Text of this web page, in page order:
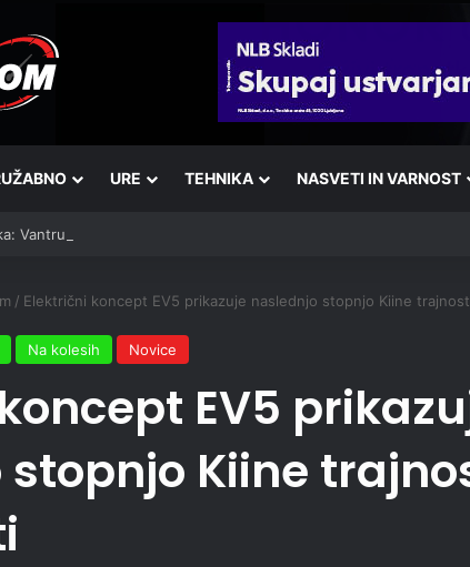
URE TEHNIKA NASVETI IN VARNOST
Vantrue JS3
/ Električni koncept EV5 prikazuje naslednjo stopnjo Kiine
Na kolesih Novice
EV5
Kiine